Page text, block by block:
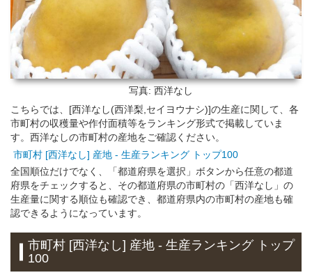
写真: 西洋なし
こちらでは、[西洋なし(西洋梨,セイヨウナシ)]の生産に関して、各
市町村の収穫量や作付面積等をランキング形式で掲載していま
す。西洋なしの市町村の産地をご確認ください。
市町村 [西洋なし] 産地 - 生産ランキング トップ100
全国順位だけでなく、「都道府県を選択」ボタンから任意の都道
府県をチェックすると、その都道府県の市町村の「西洋なし」の
生産量に関する順位も確認でき、都道府県内の市町村の産地も確
認できるようになっています。
市町村 [西洋なし] 産地 - 生産ランキング トップ
100